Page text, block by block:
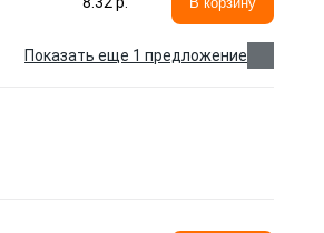
Показать еще 1 предложение